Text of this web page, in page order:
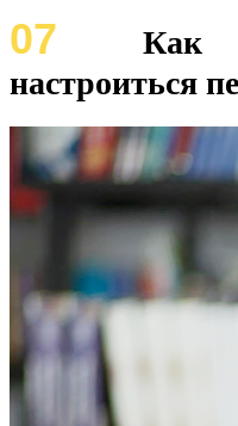
07
Как
настроиться